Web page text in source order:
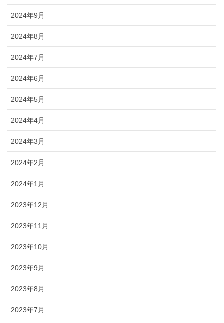
2024年9月
2024年8月
2024年7月
2024年6月
2024年5月
2024年4月
2024年3月
2024年2月
2024年1月
2023年12月
2023年11月
2023年10月
2023年9月
2023年8月
2023年7月